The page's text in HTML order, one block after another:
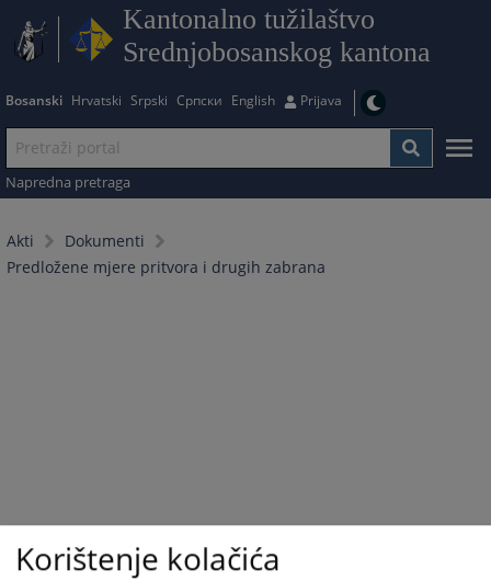
Kantonalno tužilaštvo
Srednjobosanskog kantona
Bosanski Hrvatski Srpski Српски English Prijava
Napredna pretraga
Akti
Dokumenti
Predložene mjere pritvora i drugih zabrana
Korištenje kolačića